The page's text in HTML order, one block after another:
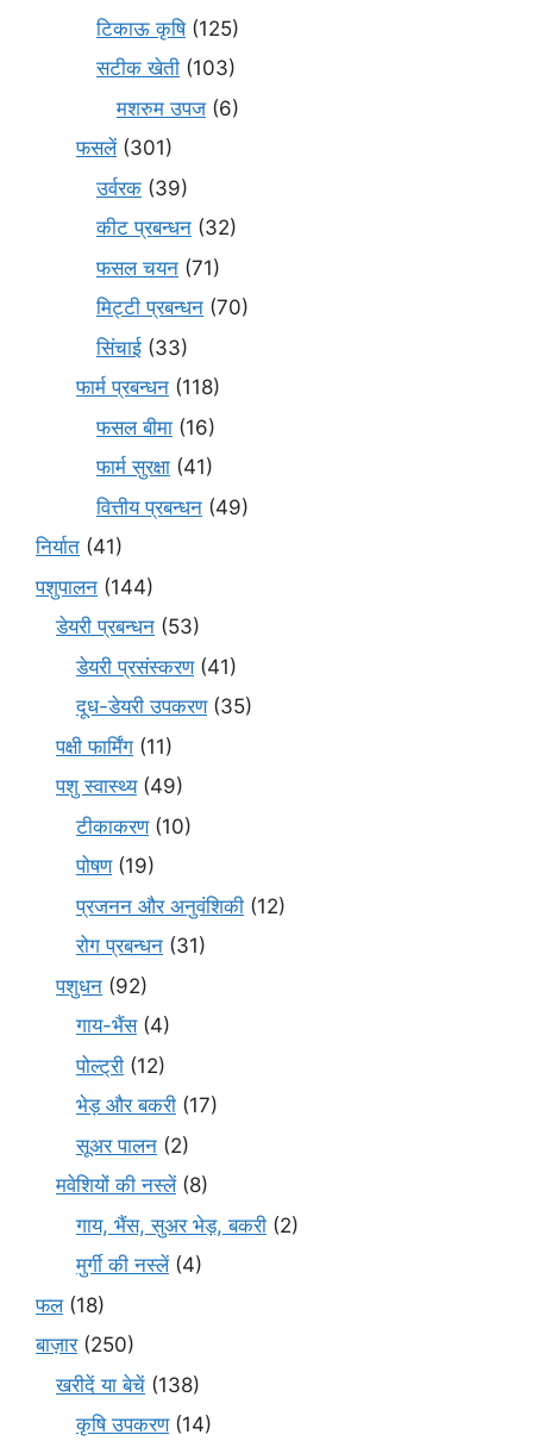
टिकाऊ कृषि(125)
सटीक खेती (103)
मशरुम उपज (6)
फसलें(301)
उर्वरक (39)
कीट प्रबन्धन (32)
फसल चयन (71)
मि‌ट्टी प्रबन्धन (70)
सिंचाई (33)
फार्म प्रबन्धन (118)
फसल बीमा (16)
फार्म सुरक्षा (41)
वित्तीय प्रबन्धन (49)
निर्यात (41)
पशुपालन (144)
डेयरी प्रबन्धन (53)
डेयरी प्रसंस्करण(41)
दूध-डेयरी उपकरण(35)
पक्षी फार्मिंग (11)
पशु स्वास्थ्य(49)
टीकाकरण(10)
पोषण(19)
प्रजनन और अनुवंशिकी (12)
रोग प्रबन्धन (31)
पशुधन (92)
गाय-भैंस(4)
पोल्ट्री (12)
भेड़ और बकरी (17)
सूअर पालन (2)
मवेशियों की नस्लें(8)
गाय, भैंस, सुअर भेड़, बकरी (2)
मुर्गी की नस्लें(4)
फल(18)
बाज़ार(250)
खरीदें या बेचें (138)
कृषि उपकरण(14)